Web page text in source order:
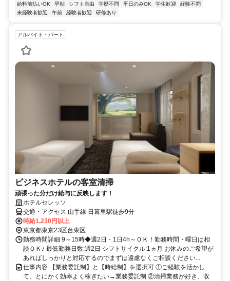
給料前払いOK
早朝 シフト自由 学歴不問 平日のみOK 学生歓迎
経験不問
未経験者歓迎
午前 経験者歓迎 研修あり
アルバイト・パート
ビジネスホテルの客室清掃
頑張った分だけ給与に反映します！
ホテルセレッソ
交通・アクセス 山手線 日暮里駅徒歩9分
時給1,230円以上
東京都東京23区台東区
勤務時間詳細 9～15時◆週2日・1日4h～ＯＫ！勤務時間・曜日は相
談ＯＫ♪ 最低勤務日数:週2日 シフトサイクル:1ヵ月 お休みのご希望が
あればしっかりと対応するのでまずは遠慮なくご相談ください...
仕事内容 【業務委託制】と【時給制】を選択可 ①ご経験を活かし
て、とにかく効率よく稼ぎたい→業務委託制 ②清掃業務が好き、収